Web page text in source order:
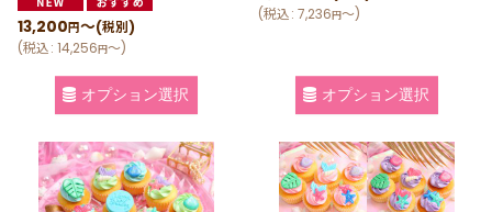
13,200 円～(税別)
(税込: 14,256円～)
オプション選択
(税込: 7,236円～)
オプション選択